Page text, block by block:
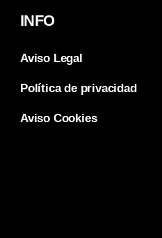
INFO
Aviso Legal
Política de privacidad
Aviso Cookies